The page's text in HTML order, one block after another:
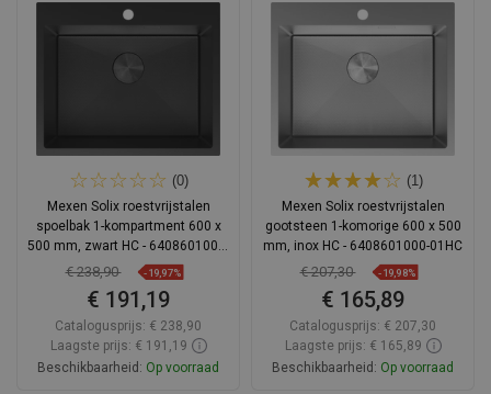
(0)
Mexen Solix roestvrijstalen
spoelbak 1-kompartment 600 x
500 mm, zwart HC - 6408601000-
70HC
€ 238,90 -19,97%
€ 191,19
Catalogusprijs: € 238,90
Laagste prijs: € 191,19
Beschikbaarheid: Op voorraad
(1)
Mexen Solix roestvrijstalen
gootsteen 1-komorige 600 x 500
mm, inox HC - 6408601000-01HC
€ 207,30 -19,98%
€ 165,89
Catalogusprijs: € 207,30
Laagste prijs: € 165,89
Beschikbaarheid: Op voorraad